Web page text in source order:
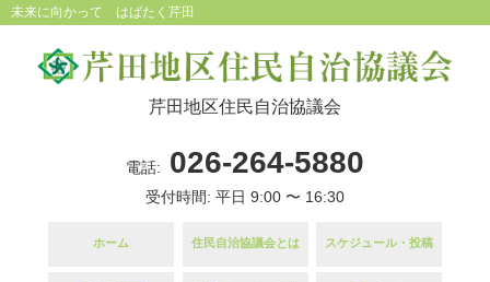
未来に向かって はばたく芹田
芹田地区住民自治協議会
電話: 026-264-5880
受付時間: 平日 9:00 〜 16:30
ホーム 住民自治協議会とは スケジュール・投稿